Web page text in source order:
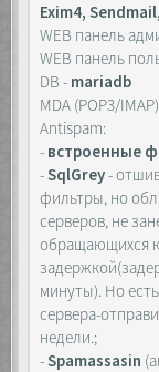
Exim4, Sendmail,
WEB панель
WEB панель
DB - mariadb
MDA (POP3/
Antispam:
- встроенные
-SqlGrey-
фильтры, но
серверов, не
обращающихся к
минуты). Но
сервера-
недели.;
-Spamassasin